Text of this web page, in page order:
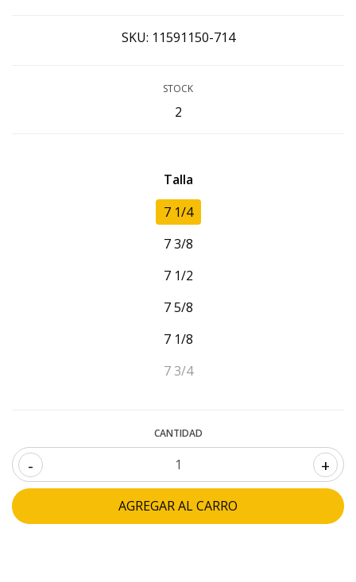
SKU: 11591150-714
STOCK
2
Talla
7 1/4
7 3/8
7 1/2
7 5/8
7 1/8
7 3/4
CANTIDAD
- +